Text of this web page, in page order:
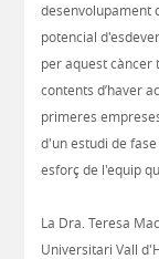
desenvolupament
potencial
per aquest càncer
contents d’haver
primeres
d'un estudi de
esforç de l'equip
La Dra. Teresa
Universitari Vall